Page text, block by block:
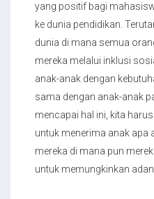
yang positif bagi
ke dunia pendidikan.
dunia di mana semua
mereka melalui inklusi
anak-anak dengan
sama dengan anak-anak
mencapai hal ini, kita
untuk menerima anak apa
mereka di mana pun
untuk memungkinkan